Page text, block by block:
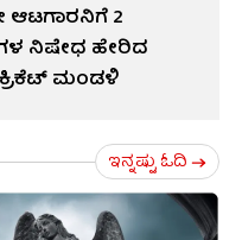
ಆಟಗಾರನಿಗೆ 2
ನಿಷೇಧ ಹೇರಿದ
ಮಂಡಳಿ
ಇನ್ನಷ್ಟು ಓದಿ